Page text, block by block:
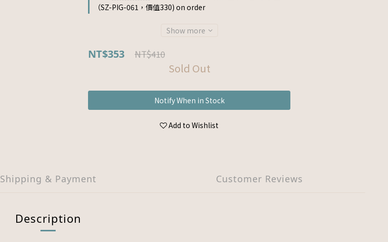
（SZ-PIG-061，價值330) on order
Show more
NT$353 NT$410
Sold Out
Notify When in Stock
Add to Wishlist
Shipping & Payment Customer Reviews
Description